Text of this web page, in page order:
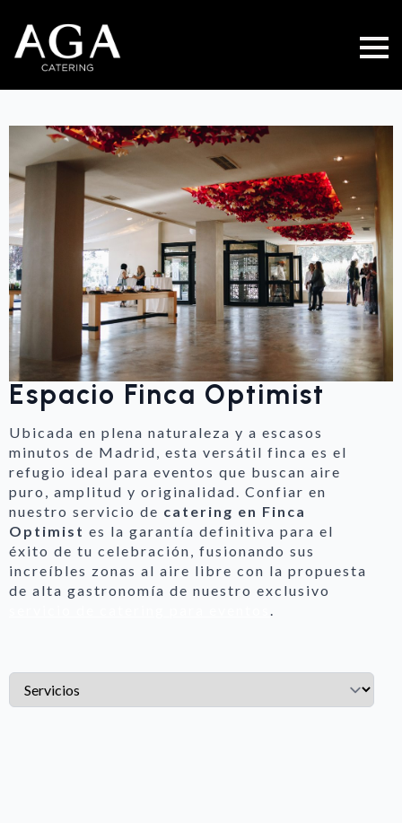
Espacio Finca Optimist
Ubicada en plena naturaleza y a escasos
minutos de Madrid, esta versátil finca es el
refugio ideal para eventos que buscan aire
puro, amplitud y originalidad. Confiar en
nuestro servicio de catering en Finca
Optimist es la garantía definitiva para el
éxito de tu celebración, fusionando sus
increíbles zonas al aire libre con la propuesta
de alta gastronomía de nuestro exclusivo
.